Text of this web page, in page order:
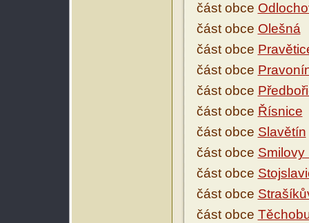
část obce
část obce Olešná
část obce
část obce
část obce
část obce Řísnice
část obce Slavětín
část obce Smilovy
část obce
část obce
část obce